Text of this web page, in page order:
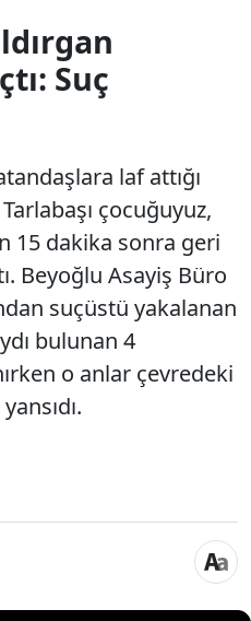
Suç
laf attığı
çocuğuyuz,
15 dakika sonra geri
Beyoğlu Asayiş Büro
suçüstü yakalanan
bulunan 4
o anlar çevredeki